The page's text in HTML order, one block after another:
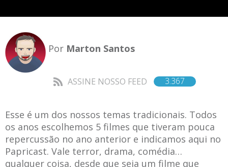
Por Marton Santos
ASSINE NOSSO FEED 3.367
Esse é um dos nossos temas tradicionais. Todos
os anos escolhemos 5 filmes que tiveram pouca
repercussão no ano anterior e indicamos aqui no
Papricast. Vale terror, drama, comédia…
qualquer coisa, desde que seja um filme que